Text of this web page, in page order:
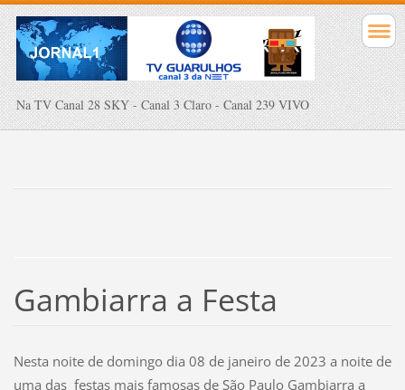
Na TV Canal 28 SKY - Canal 3 Claro - Canal 239 VIVO
Gambiarra a Festa
Nesta noite de domingo dia 08 de janeiro de 2023 a noite de
uma das festas mais famosas de São Paulo Gambiarra a